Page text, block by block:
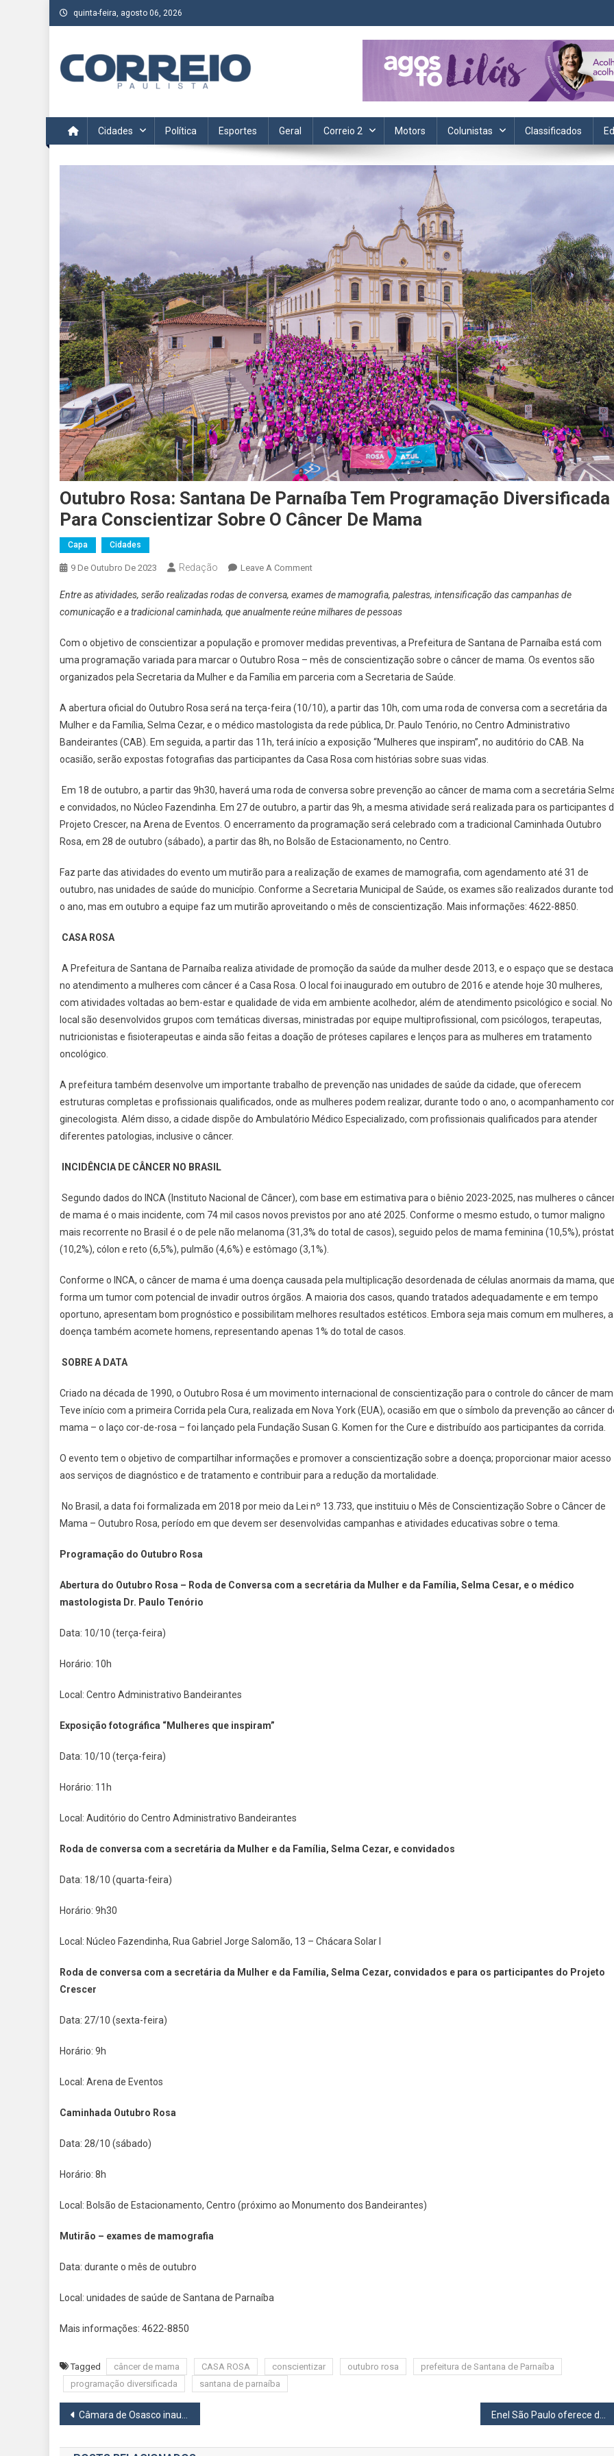
Skip
to
quinta-feira, agosto 06, 2026
Acompanhe as últimas notícias da região no Correio Paulista. Informação, política, saúde, economia, esportes e cotidiano.
Cidades Política Esportes Geral Correio 2 Motors Colunistas Classificados
Outubro Rosa: Santana De Parnaíba Tem Programação Diversificada
Para Conscientizar Sobre O Câncer De Mama
Capa Cidades
9 De Outubro De 2023 Redação Leave A CommentOn
Rosa:
Santana
Parnaíba
Tem
Programação
Para
Conscientizar
Sobre
O
De
Mama
Entre as atividades, serão realizadas rodas de conversa, exames de mamografia, palestras, intensificação das campanhas de
comunicação e a tradicional caminhada, que anualmente reúne milhares de pessoas
Com o objetivo de conscientizar a população e promover medidas preventivas, a Prefeitura de Santana de Parnaíba está com
uma programação variada para marcar o Outubro Rosa – mês de conscientização sobre o câncer de mama. Os eventos são
organizados pela Secretaria da Mulher e da Família em parceria com a Secretaria de Saúde.
A abertura oficial do Outubro Rosa será na terça-feira (10/10), a partir das 10h, com uma roda de conversa com a secretária da
Mulher e da Família, Selma Cezar, e o médico mastologista da rede pública, Dr. Paulo Tenório, no Centro Administrativo
Bandeirantes (CAB). Em seguida, a partir das 11h, terá início a exposição “Mulheres que inspiram”, no auditório do CAB. Na
ocasião, serão expostas fotografias das participantes da Casa Rosa com histórias sobre suas vidas.
Em 18 de outubro, a partir das 9h30, haverá uma roda de conversa sobre prevenção ao câncer de mama com a secretária
e convidados, no Núcleo Fazendinha. Em 27 de outubro, a partir das 9h, a mesma atividade será realizada para os participantes
Projeto Crescer, na Arena de Eventos. O encerramento da programação será celebrado com a tradicional Caminhada Outubro
Rosa, em 28 de outubro (sábado), a partir das 8h, no Bolsão de Estacionamento, no Centro.
Faz parte das atividades do evento um mutirão para a realização de exames de mamografia, com agendamento até 31 de
outubro, nas unidades de saúde do município. Conforme a Secretaria Municipal de Saúde, os exames são realizados durante
o ano, mas em outubro a equipe faz um mutirão aproveitando o mês de conscientização. Mais informações: 4622-8850.
CASA ROSA
A Prefeitura de Santana de Parnaíba realiza atividade de promoção da saúde da mulher desde 2013, e o espaço que se destaca
no atendimento a mulheres com câncer é a Casa Rosa. O local foi inaugurado em outubro de 2016 e atende hoje 30 mulheres,
com atividades voltadas ao bem-estar e qualidade de vida em ambiente acolhedor, além de atendimento psicológico e social. No
local são desenvolvidos grupos com temáticas diversas, ministradas por equipe multiprofissional, com psicólogos, terapeutas,
nutricionistas e fisioterapeutas e ainda são feitas a doação de próteses capilares e lenços para as mulheres em tratamento
oncológico.
A prefeitura também desenvolve um importante trabalho de prevenção nas unidades de saúde da cidade, que oferecem
estruturas completas e profissionais qualificados, onde as mulheres podem realizar, durante todo o ano, o acompanhamento
ginecologista. Além disso, a cidade dispõe do Ambulatório Médico Especializado, com profissionais qualificados para atender
diferentes patologias, inclusive o câncer.
INCIDÊNCIA DE CÂNCER NO BRASIL
Segundo dados do INCA (Instituto Nacional de Câncer), com base em estimativa para o biênio 2023-2025, nas mulheres o
de mama é o mais incidente, com 74 mil casos novos previstos por ano até 2025. Conforme o mesmo estudo, o tumor maligno
mais recorrente no Brasil é o de pele não melanoma (31,3% do total de casos), seguido pelos de mama feminina (10,5%),
(10,2%), cólon e reto (6,5%), pulmão (4,6%) e estômago (3,1%).
Conforme o INCA, o câncer de mama é uma doença causada pela multiplicação desordenada de células anormais da mama,
forma um tumor com potencial de invadir outros órgãos. A maioria dos casos, quando tratados adequadamente e em tempo
oportuno, apresentam bom prognóstico e possibilitam melhores resultados estéticos. Embora seja mais comum em mulheres, a
doença também acomete homens, representando apenas 1% do total de casos.
SOBRE A DATA
Criado na década de 1990, o Outubro Rosa é um movimento internacional de conscientização para o controle do câncer de
Teve início com a primeira Corrida pela Cura, realizada em Nova York (EUA), ocasião em que o símbolo da prevenção ao câncer
mama – o laço cor-de-rosa – foi lançado pela Fundação Susan G. Komen for the Cure e distribuído aos participantes da corrida.
O evento tem o objetivo de compartilhar informações e promover a conscientização sobre a doença; proporcionar maior acesso
aos serviços de diagnóstico e de tratamento e contribuir para a redução da mortalidade.
No Brasil, a data foi formalizada em 2018 por meio da Lei nº 13.733, que instituiu o Mês de Conscientização Sobre o Câncer de
Mama – Outubro Rosa, período em que devem ser desenvolvidas campanhas e atividades educativas sobre o tema.
Programação do Outubro Rosa
Abertura do Outubro Rosa – Roda de Conversa com a secretária da Mulher e da Família, Selma Cesar, e o médico
mastologista Dr. Paulo Tenório
Data: 10/10 (terça-feira)
Horário: 10h
Local: Centro Administrativo Bandeirantes
Exposição fotográfica “Mulheres que inspiram”
Data: 10/10 (terça-feira)
Horário: 11h
Local: Auditório do Centro Administrativo Bandeirantes
Roda de conversa com a secretária da Mulher e da Família, Selma Cezar, e convidados
Data: 18/10 (quarta-feira)
Horário: 9h30
Local: Núcleo Fazendinha, Rua Gabriel Jorge Salomão, 13 – Chácara Solar I
Roda de conversa com a secretária da Mulher e da Família, Selma Cezar, convidados e para os participantes do Projeto
Crescer
Data: 27/10 (sexta-feira)
Horário: 9h
Local: Arena de Eventos
Caminhada Outubro Rosa
Data: 28/10 (sábado)
Horário: 8h
Local: Bolsão de Estacionamento, Centro (próximo ao Monumento dos Bandeirantes)
Mutirão – exames de mamografia
Data: durante o mês de outubro
Local: unidades de saúde de Santana de Parnaíba
Mais informações: 4622-8850
Tagged câncer de mama CASA ROSA conscientizar outubro rosa
prefeitura de Santana de Parnaíba
programação diversificada
santana de parnaíba
Navegação
de
Câmara de Osasco inaugura Galeria das Autoridades Mirins e entrega troféus